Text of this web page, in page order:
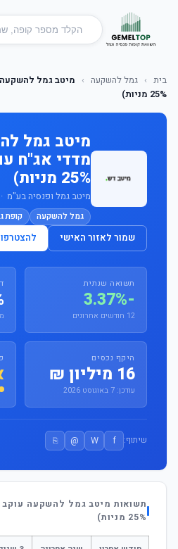
בית › גמל להשקעה ›
מיטב גמל
25% מניות)
מיטב גמל
מדדי אג"ח
25% מניות)
מיטב גמל ופנסיה בע"מ ·
גמל להשקעה קופת
שמור לאזור האישי
תשואה שנתית
-3.37%
12 חודשים אחרונים
היקף נכסים
16 מיליון ₪
עודכן: 7 באוגוסט 2026
שיתוף: f
W
@
⎘
תשואות מיטב גמל להשקעה
25% מניות)